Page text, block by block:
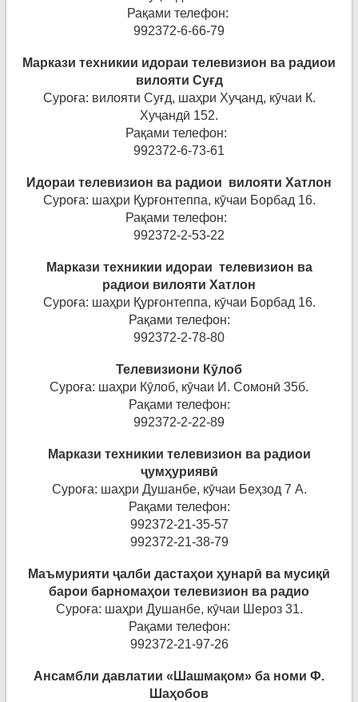
Рақами телефон:
992372-6-66-79
Маркази техникии идораи телевизион ва радиои
вилояти Суғд
Суроға: вилояти Суғд, шаҳри Хуҷанд, кӯчаи К.
Хуҷандӣ 152.
Рақами телефон:
992372-6-73-61
Идораи телевизион ва радиои вилояти Хатлон
Суроға: шаҳри Қурғонтеппа, кӯчаи Борбад 16.
Рақами телефон:
992372-2-53-22
Маркази техникии идораи телевизион ва
радиои вилояти Хатлон
Суроға: шаҳри Қурғонтеппа, кӯчаи Борбад 16.
Рақами телефон:
992372-2-78-80
Телевизиони Кӯлоб
Суроға: шаҳри Кӯлоб, кӯчаи И. Сомонӣ 35б.
Рақами телефон:
992372-2-22-89
Маркази техникии телевизион ва радиои
ҷумҳуриявӣ
Суроға: шаҳри Душанбе, кӯчаи Беҳзод 7 А.
Рақами телефон:
992372-21-35-57
992372-21-38-79
Маъмурияти ҷалби дастаҳои ҳунарӣ ва мусиқӣ
барои барномаҳои телевизион ва радио
Суроға: шаҳри Душанбе, кӯчаи Шероз 31.
Рақами телефон:
992372-21-97-26
Ансамбли давлатии «Шашмақом» ба номи Ф.
Шаҳобов